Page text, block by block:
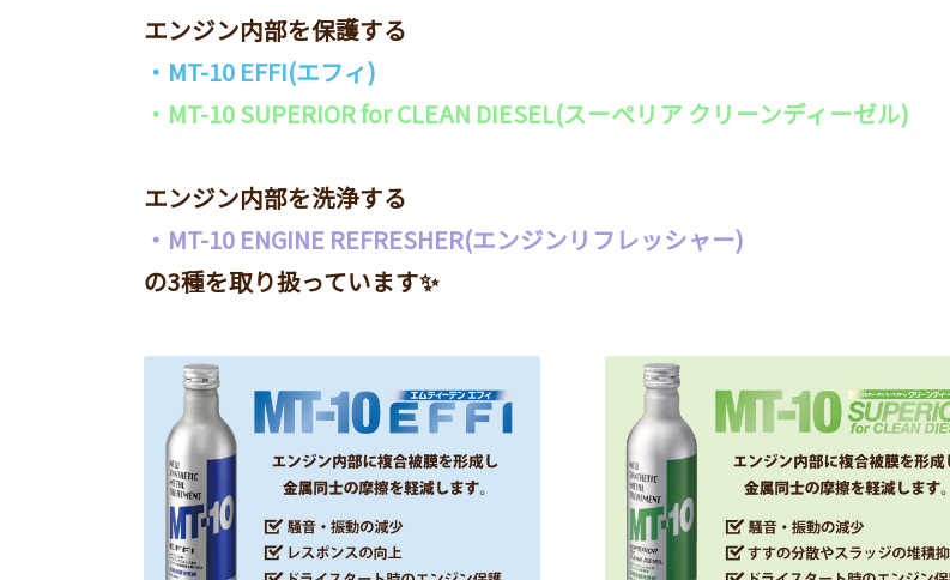
エンジン内部を保護する
・MT-10 EFFI(エフィ)
・MT-10 SUPERIOR for CLEAN DIESEL(スーペリア クリーンディーゼル)
エンジン内部を洗浄する
・MT-10 ENGINE REFRESHER(エンジンリフレッシャー)
の3種を取り扱っています✨